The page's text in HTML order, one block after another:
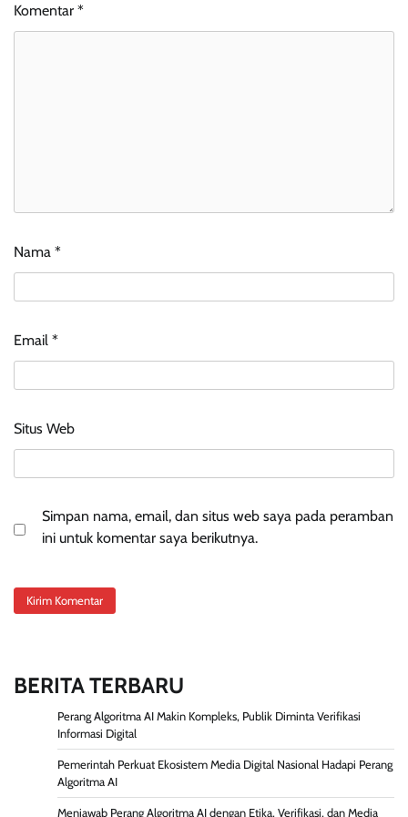
Komentar *
Nama *
Email *
Situs Web
Simpan nama, email, dan situs web saya pada peramban
ini untuk komentar saya berikutnya.
BERITA TERBARU
Perang Algoritma AI Makin Kompleks, Publik Diminta Verifikasi
Informasi Digital
Pemerintah Perkuat Ekosistem Media Digital Nasional Hadapi Perang
Algoritma AI
Menjawab Perang Algoritma AI dengan Etika, Verifikasi, dan Media